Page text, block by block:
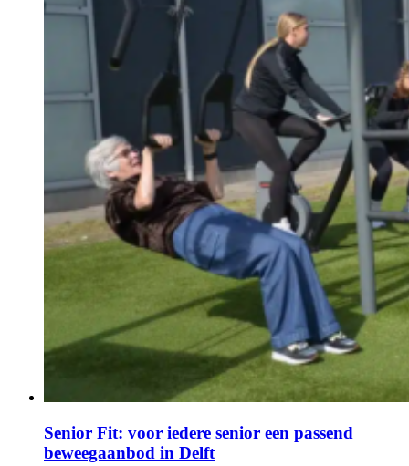
Senior Fit: voor iedere senior een passend
beweegaanbod in Delft